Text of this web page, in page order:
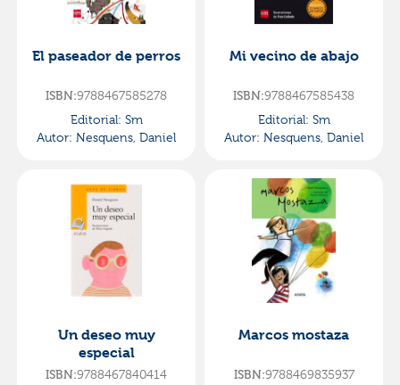
El paseador de perros
ISBN:9788467585278
Editorial: Sm
Autor: Nesquens, Daniel
Mi vecino de abajo
ISBN:9788467585438
Editorial: Sm
Autor: Nesquens, Daniel
Un deseo muy
especial
ISBN:9788467840414
Marcos mostaza
ISBN:9788469835937